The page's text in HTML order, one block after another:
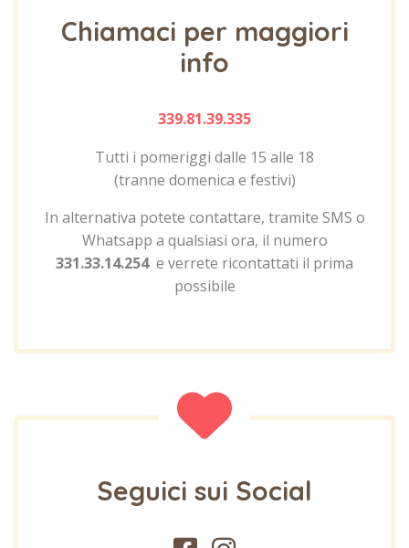
Chiamaci per maggiori
info
339.81.39.335
Tutti i pomeriggi dalle 15 alle 18
(tranne domenica e festivi)
In alternativa potete contattare, tramite SMS o
Whatsapp a qualsiasi ora, il numero
331.33.14.254e verrete ricontattati il prima
possibile
Seguici sui Social